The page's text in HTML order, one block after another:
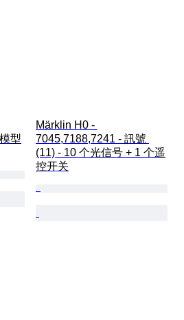
型
Märklin H0 -
7045,7188,7241 - 訊號
(11) - 10 个光信号 + 1 个遥
控开关